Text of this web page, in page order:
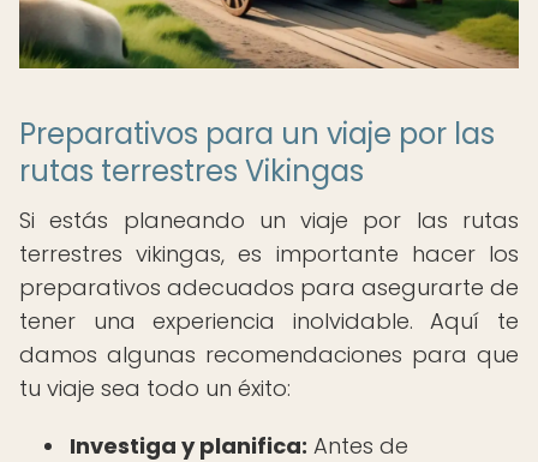
Preparativos para un viaje por las
rutas terrestres Vikingas
Si estás planeando un viaje por las rutas
terrestres vikingas, es importante hacer los
preparativos adecuados para asegurarte de
tener una experiencia inolvidable. Aquí te
damos algunas recomendaciones para que
tu viaje sea todo un éxito:
Investiga y planifica: Antes de